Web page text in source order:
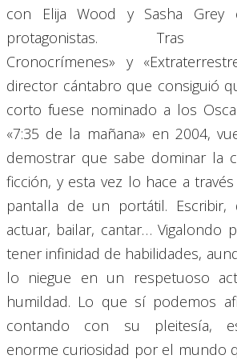
con Elija Wood y Sasha Grey
protagonistas. Tras
Cronocrímenes» y
director cántabro que consiguió
corto fuese nominado a los
«7:35 de la mañana» en 2004,
demostrar que sabe dominar la
ficción, y esta vez lo hace a
pantalla de un portátil. Escribir,
actuar, bailar, cantar… Vigalondo
tener infinidad de habilidades,
lo niegue en un respetuoso
humildad. Lo que sí podemos
contando con su pleitesía,
enorme curiosidad por el mundo